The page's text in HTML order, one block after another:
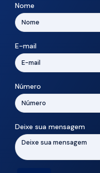
Nome
E-mail
Número
Deixe sua mensagem